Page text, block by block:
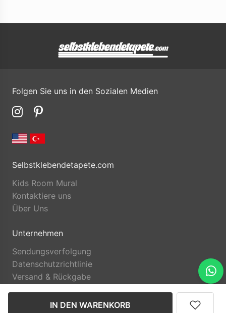
IN DEN WARENKORB
Folgen Sie uns in den Sozialen Medien
Selbstklebendetapete.com
Kids Room Mural
Kontaktiere uns
Über Uns
Unternehmen
Sendungsverfolgung
Datenschutzrichtlinie
Versand & Rückgabe